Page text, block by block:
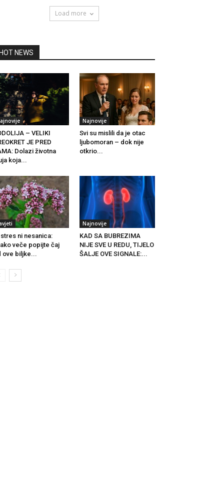
Load more
NEWS
– VELIKI
JE PRED
Dolazi životna
koja...
Najnovije
Svi su mislili da je otac
ljubomoran – dok nije
otkrio...
ni nesanica:
veče popijte čaj
ove biljke...
Najnovije
KAD SA BUBREZIMA
NIJE SVE U REDU, TIJELO
ŠALJE OVE SIGNALE:...